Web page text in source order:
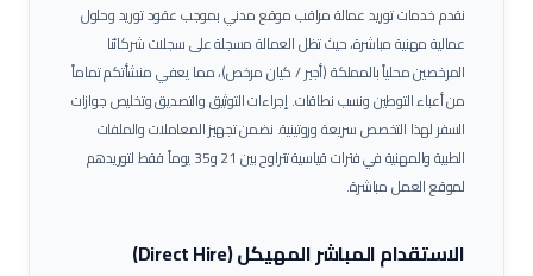
نقدم خدمات توريد عمالةمراقب موقع مدنيبموجب عقود توريد وحلول
عمالية مهنية مباشرة، حيث تظل العمالة مسجلة على سجلات شركائنا
المرخصين محلياً بالمملكة (أجير / كيان مرخص)، مما يعفي منشأتكم تماماً
من أعباء التوطين ونسب نطاقات.إجراءات التوثيق والتصديق وتخليص جوازات
السفر لهذا التخصص سريعة وروتينية. نضمن تجهيز المعاملات والملفات
الطبية والمهنية في فترات قياسية تتراوح بين 21 و35 يوماً فقط لتوريدهم
لموقع العمل مباشرة.
الاستقدام المباشر المهيكل (Direct Hire)